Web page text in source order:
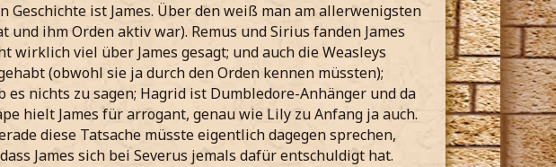
ist James. Über den weiß man am allerwenigsten
ihm Orden aktiv war). Remus und Sirius fanden James
wirklich viel über James gesagt; und auch die Weasleys
(obwohl sie ja durch den Orden kennen müssten);
nichts zu sagen; Hagrid ist Dumbledore-Anhänger und da
hielt James für arrogant, genau wie Lily zu Anfang ja auch.
diese Tatsache müsste eigentlich dagegen sprechen,
James sich bei Severus jemals dafür entschuldigt hat.